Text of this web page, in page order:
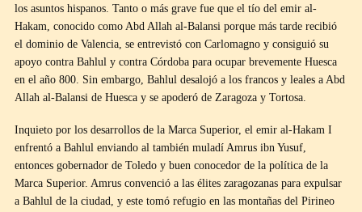
los asuntos hispanos. Tanto o más grave fue que el tío del emir al-
Hakam, conocido como Abd Allah al-Balansi porque más tarde recibió
el dominio de Valencia, se entrevistó con Carlomagno y consiguió su
apoyo contra Bahlul y contra Córdoba para ocupar brevemente Huesca
en el año 800. Sin embargo, Bahlul desalojó a los francos y leales a Abd
Allah al-Balansi de Huesca y se apoderó de Zaragoza y Tortosa.
Inquieto por los desarrollos de la Marca Superior, el emir al-Hakam I
enfrentó a Bahlul enviando al también muladí Amrus ibn Yusuf,
entonces gobernador de Toledo y buen conocedor de la política de la
Marca Superior. Amrus convenció a las élites zaragozanas para expulsar
a Bahlul de la ciudad, y este tomó refugio en las montañas del Pirineo